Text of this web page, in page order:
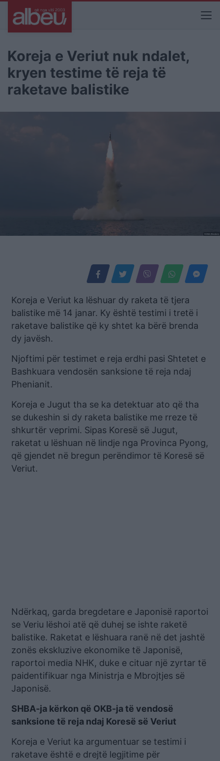
Koreja e Veriut nuk ndalet,
kryen testime të reja të
raketave balistike
Koreja e Veriut ka lëshuar dy raketa të tjera
balistike më 14 janar. Ky është testimi i tretë i
raketave balistike që ky shtet ka bërë brenda
dy javësh.
Njoftimi për testimet e reja erdhi pasi Shtetet e
Bashkuara vendosën sanksione të reja ndaj
Phenianit.
Koreja e Jugut tha se ka detektuar ato që tha
se dukeshin si dy raketa balistike me rreze të
shkurtër veprimi. Sipas Koresë së Jugut,
raketat u lëshuan në lindje nga Provinca Pyong,
që gjendet në bregun perëndimor të Koresë së
Veriut.
Ndërkaq, garda bregdetare e Japonisë raportoi
se Veriu lëshoi atë që duhej se ishte raketë
balistike. Raketat e lëshuara ranë në det jashtë
zonës ekskluzive ekonomike të Japonisë,
raportoi media NHK, duke e cituar një zyrtar të
paidentifikuar nga Ministrja e Mbrojtjes së
Japonisë.
SHBA-ja kërkon që OKB-ja të vendosë
sanksione të reja ndaj Koresë së Veriut
Koreja e Veriut ka argumentuar se testimi i
raketave është e drejtë legjitime për